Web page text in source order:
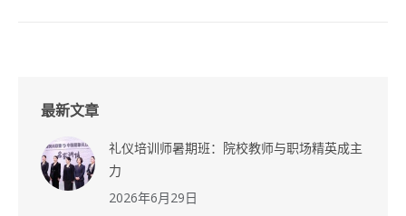
最新文章
礼仪培训师暑期班：院校教师与职场精英成主
力
2026年6月29日